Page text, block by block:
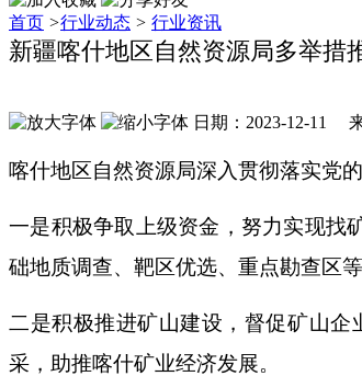
首页 >行业动态 > 行业资讯
新疆喀什地区自然资源局多举措
日期：2023-12-11
喀什地区自然资源局深入贯彻落实党
一是积极争取上级资金，努力实现找
础地质调查、靶区优选、重点勘查区
二是积极推进矿山建设，督促矿山企
采，助推喀什矿业经济发展。